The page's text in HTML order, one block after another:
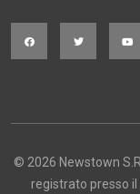
© 2026 Newstown
registrato presso il